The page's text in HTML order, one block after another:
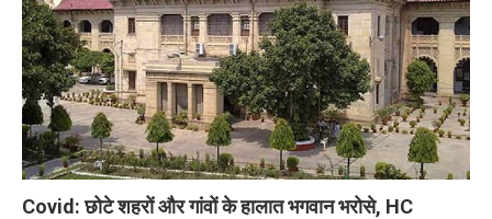
Covid: छोटे शहरों और गांवों के हालात भगवान भरोसे, HC